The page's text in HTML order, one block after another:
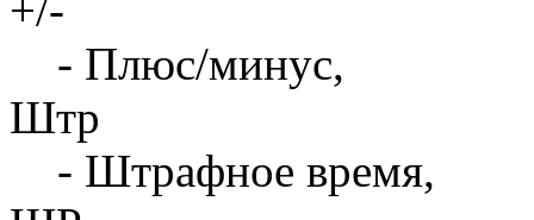
- Плюс/минус,
Штр
- Штрафное время,